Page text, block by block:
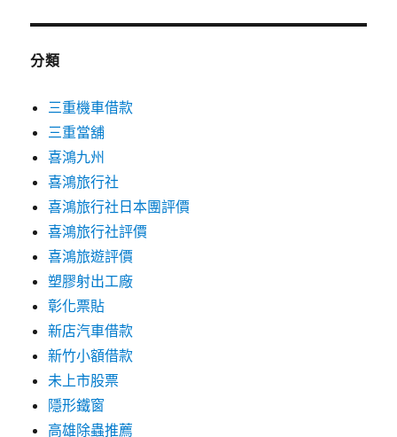
分類
三重機車借款
三重當舖
喜鴻九州
喜鴻旅行社
喜鴻旅行社日本團評價
喜鴻旅行社評價
喜鴻旅遊評價
塑膠射出工廠
彰化票貼
新店汽車借款
新竹小額借款
未上市股票
隱形鐵窗
高雄除蟲推薦